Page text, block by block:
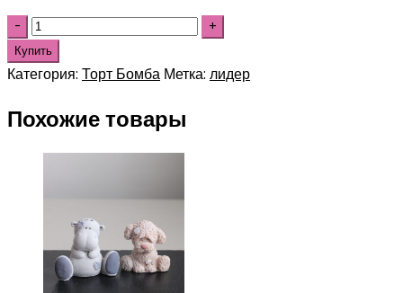
Купить
Категория: Торт Бомба Метка: лидер
Похожие товары